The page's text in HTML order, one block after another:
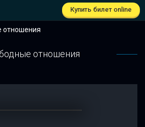
Купить билет online
отношения
отношения